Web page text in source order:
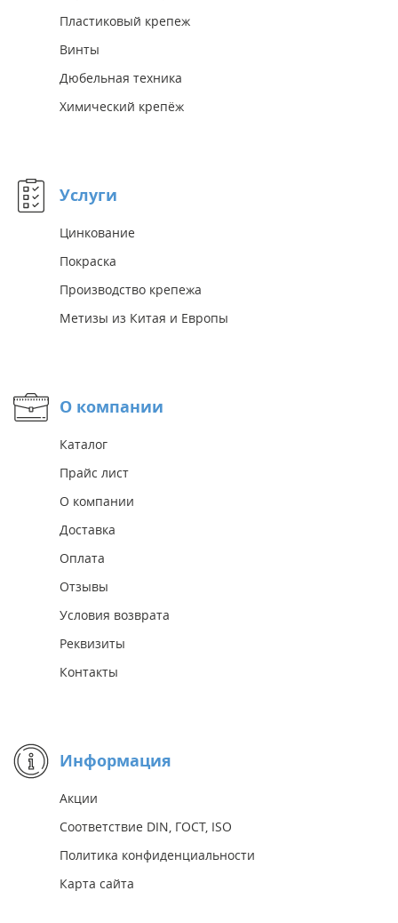
Пластиковый крепеж
Винты
Дюбельная техника
Химический крепёж
Услуги
Цинкование
Покраска
Производство крепежа
Метизы из Китая и Европы
О компании
Каталог
Прайс лист
О компании
Доставка
Оплата
Отзывы
Условия возврата
Реквизиты
Контакты
Информация
Акции
Соответствие DIN, ГОСТ, ISO
Политика конфиденциальности
Карта сайта